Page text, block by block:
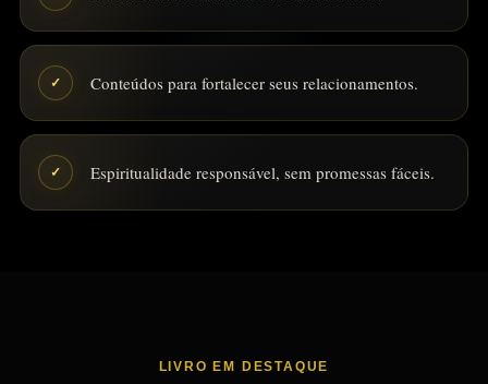
✓ Conteúdos para fortalecer seus relacionamentos.
✓ Espiritualidade responsável, sem promessas fáceis.
LIVRO EM DESTAQUE